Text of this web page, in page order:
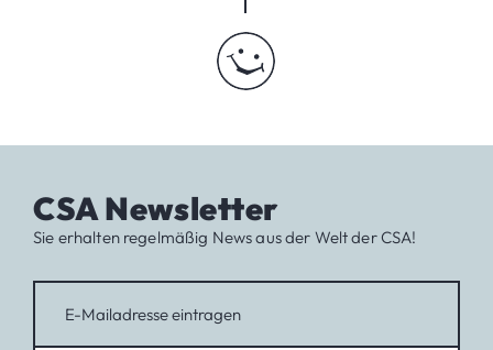
CSA Newsletter
Sie erhalten regelmäßig News aus der Welt der CSA!